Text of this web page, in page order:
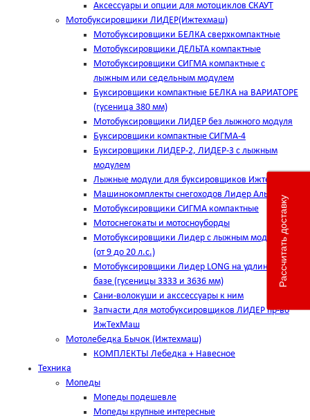
Аксессуары и опции для мотоциклов СКАУТ
Мотобуксировщики ЛИДЕР(Ижтехмаш)
Мотобуксировщики БЕЛКА сверхкомпактные
Мотобуксировщики ДЕЛЬТА компактные
Мотобуксировщики СИГМА компактные с
лыжным или седельным модулем
Буксировщики компактные БЕЛКА на ВАРИАТОРЕ
(гусеница 380 мм)
Мотобуксировщики ЛИДЕР без лыжного модуля
Буксировщики компактные СИГМА-4
Буксировщики ЛИДЕР-2, ЛИДЕР-3 c лыжным
модулем
Лыжные модули для буксировщиков Ижтехмаш
Машинокомплекты снегоходов Лидер Альфа
Мотобуксировщики СИГМА компактные
Мотоснегокаты и мотосноуборды
Мотобуксировщики Лидер с лыжным модулем
(от 9 до 20 л.с.)
Мотобуксировщики Лидер LONG на удлинённой
базе (гусеницы 3333 и 3636 мм)
Сани-волокуши и акссессуары к ним
Запчасти для мотобуксировщиков ЛИДЕР пр-во
ИжТехМаш
Мотолебедка Бычок (Ижтехмаш)
КОМПЛЕКТЫ Лебедка + Навесное
Техника
Мопеды
Мопеды подешевле
Мопеды крупные интересные
Рассчитать доставку